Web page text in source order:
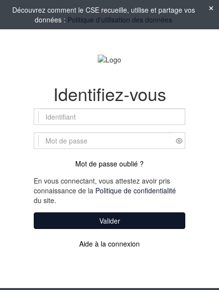
Découvrez comment le CSE recueille, utilise et partage vos
données : Politique d'utilisation des données
Identifiez-vous
Mot de passe oublié ?
En vous connectant, vous attestez avoir pris
connaissance de la Politique de confidentialité
du site.
Valider
Aide à la connexion